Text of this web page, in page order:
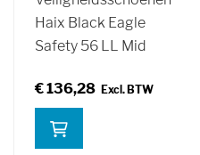
Haix Black Eagle
Safety 56 LL Mid
€ 136,28